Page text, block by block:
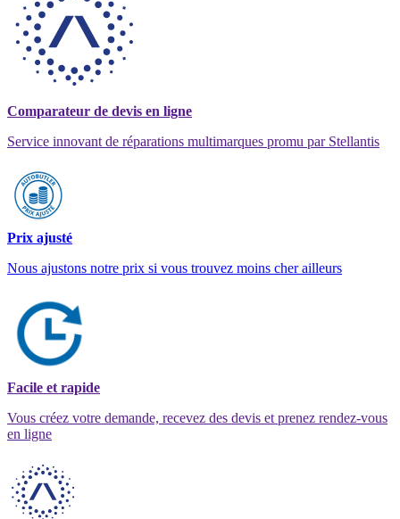
Comparateur de devis en ligne
Service innovant de réparations multimarques promu par Stellantis
Prix ajusté
Nous ajustons notre prix si vous trouvez moins cher ailleurs
Facile et rapide
Vous créez votre demande, recevez des devis et prenez rendez-vous
en ligne